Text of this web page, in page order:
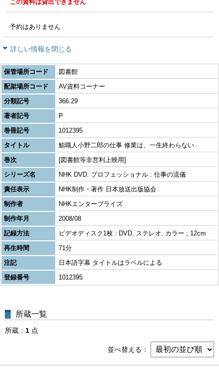
この資料は貸出できません
予約はありません
詳しい情報を閉じる
保管場所コード
図書館
配架場所コード
AV資料コーナー
分類記号
366.29
著者記号
P
巻冊記号
1012395
タイトル
鮨職人小野二郎の仕事 修業は、一生終わらない
巻次
[図書館等非営利上映用]
シリーズ名
NHK DVD. プロフェッショナル : 仕事の流儀
責任表示
NHK制作・著作 日本放送出版協会
制作者
NHKエンタープライズ
制作年月
2008/08
記録方法
ビデオディスク1枚 : DVD, ステレオ, カラー ; 12cm
再生時間
71分
注記
日本語字幕 タイトルはラベルによる
登録番号
1012395
所蔵一覧
所蔵 1 点
並べ替える